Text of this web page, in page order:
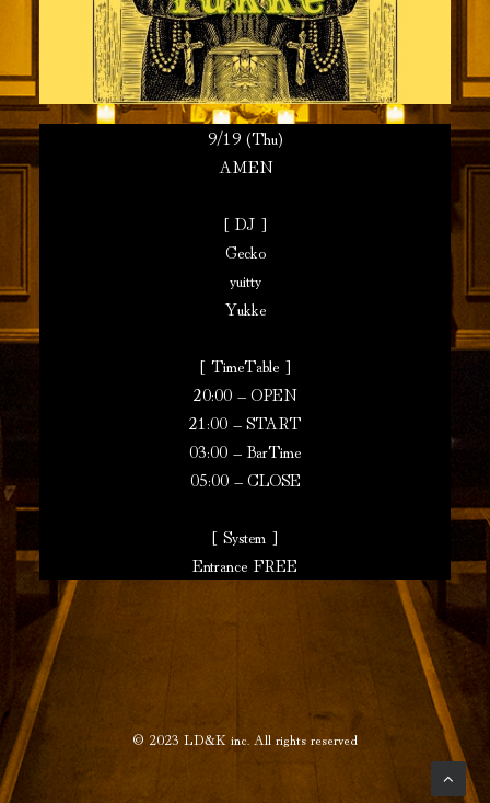
9/19 (Thu)
AMEN
[ DJ ]
Gecko
yuitty
Yukke
[ TimeTable ]
20:00 – OPEN
21:00 – START
03:00 – BarTime
05:00 – CLOSE
[ System ]
Entrance FREE
© 2023 LD&K inc. All rights reserved